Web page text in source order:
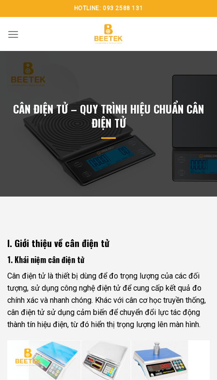
đến
nội
HOTLINE: 093 2588 131
CÂN ĐIỆN TỬ – QUY TRÌNH HIỆU CHUẨN CÂN
ĐIỆN TỬ
I. Giới thiệu về cân điện tử
1. Khái niệm cân điện tử
Cân điện tử là thiết bị dùng để đo trọng lượng của các đối
tượng, sử dụng công nghệ điện tử để cung cấp kết quả đo
chính xác và nhanh chóng. Khác với cân cơ học truyền thống,
cân điện tử sử dụng cảm biến để chuyển đổi lực tác động
thành tín hiệu điện, từ đó hiển thị trọng lượng lên màn hình.